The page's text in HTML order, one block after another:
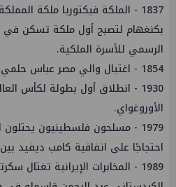
1837 - الملكة فيكتوريا ملكة
بكنغهام لتصبح أول ملكة تسكن في
الرسمي للأسرة الملكية.
1854 - اغتيال والي مصر عباس حلمي الأول في قصره في بنها.
1930 - انطلاق أول بطولة لكأس
الأوروغواي.
1979 - مسلحون فلسطينيون
احتجاجًا على اتفاقية كامب ديفيد
1989 - المخابرات الإيرانية تغتال